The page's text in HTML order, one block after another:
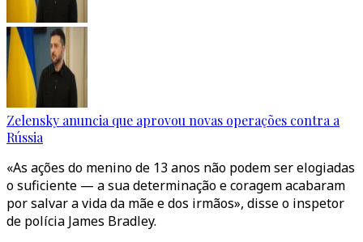
Zelensky anuncia que aprovou novas operações contra a
Rússia
«As ações do menino de 13 anos não podem ser elogiadas
o suficiente — a sua determinação e coragem acabaram
por salvar a vida da mãe e dos irmãos», disse o inspetor
de polícia James Bradley.